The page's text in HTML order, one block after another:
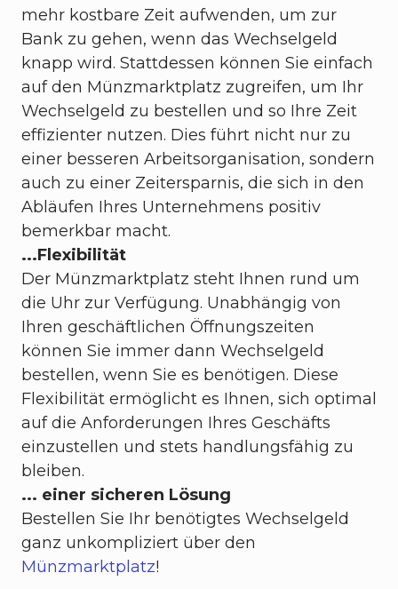
mehr kostbare Zeit aufwenden, um zur
Bank zu gehen, wenn das Wechselgeld
knapp wird. Stattdessen können Sie einfach
auf den Münzmarktplatz zugreifen, um Ihr
Wechselgeld zu bestellen und so Ihre Zeit
effizienter nutzen. Dies führt nicht nur zu
einer besseren Arbeitsorganisation, sondern
auch zu einer Zeitersparnis, die sich in den
Abläufen Ihres Unternehmens positiv
bemerkbar macht.
...Flexibilität
Der Münzmarktplatz steht Ihnen rund um
die Uhr zur Verfügung. Unabhängig von
Ihren geschäftlichen Öffnungszeiten
können Sie immer dann Wechselgeld
bestellen, wenn Sie es benötigen. Diese
Flexibilität ermöglicht es Ihnen, sich optimal
auf die Anforderungen Ihres Geschäfts
einzustellen und stets handlungsfähig zu
bleiben.
... einer sicheren Lösung
Bestellen Sie Ihr benötigtes Wechselgeld
ganz unkompliziert über den
Münzmarktplatz!